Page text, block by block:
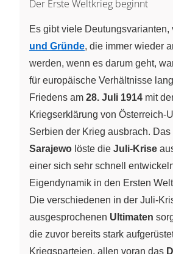
Der Erste Weltkrieg beginnt
Es gibt viele Deutungsvarianten,
und Gründe, die immer wieder
werden, wenn es darum geht,
für europäische Verhältnisse
Friedens am 28. Juli 1914 mit
Kriegserklärung von Österreich-
Serbien der Krieg ausbrach. Das
Sarajewo löste die Juli-Krise
einer sich sehr schnell
Eigendynamik in den Ersten
Die verschiedenen in der Juli-
ausgesprochenen Ultimaten
die zuvor bereits stark
Kriegsparteien, allen voran das